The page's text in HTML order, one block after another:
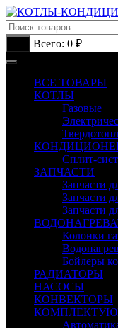
Перейти
к
содержимому
Всего: 0 ₽
ВСЕ ТОВАРЫ
КОТЛЫ
Газовые
Сплит-
ЗАПЧАСТИ
Запчасти
Запчасти
Запчасти
Колонки
Бойлеры
РАДИАТОРЫ
НАСОСЫ
КОНВЕКТОРЫ